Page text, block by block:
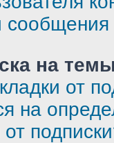
на
от
на